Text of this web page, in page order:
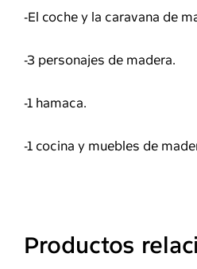
-El coche y la caravana de
-3 personajes de madera.
-1 hamaca.
-1 cocina y muebles de
Productos